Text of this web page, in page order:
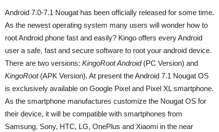
Android 7.0-7.1 Nougat has been officially released for some time.
As the newest operating system many users will wonder how to
root Android phone fast and easily? Kingo offers every Android
user a safe, fast and secure software to root your android device.
There are two versions: KingoRoot Android(PC Version) and
KingoRoot(APK Version). At present the Android 7.1 Nougat OS
is exclusively available on Google Pixel and Pixel XL smartphone.
As the smartphone manufactures customize the Nougat OS for
their device, it will be compatible with smartphones from
Samsung, Sony, HTC, LG, OnePlus and Xiaomi in the near